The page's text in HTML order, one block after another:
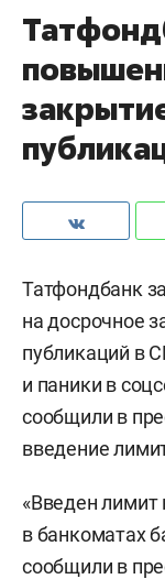
Татфондбанк
на досрочное
публикаций в
и паники в
сообщили в
введение
«Введен лимит
в банкоматах
сообщили в